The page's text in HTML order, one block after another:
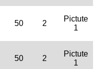
50 2
Pictute
1
50 2
Pictute
1